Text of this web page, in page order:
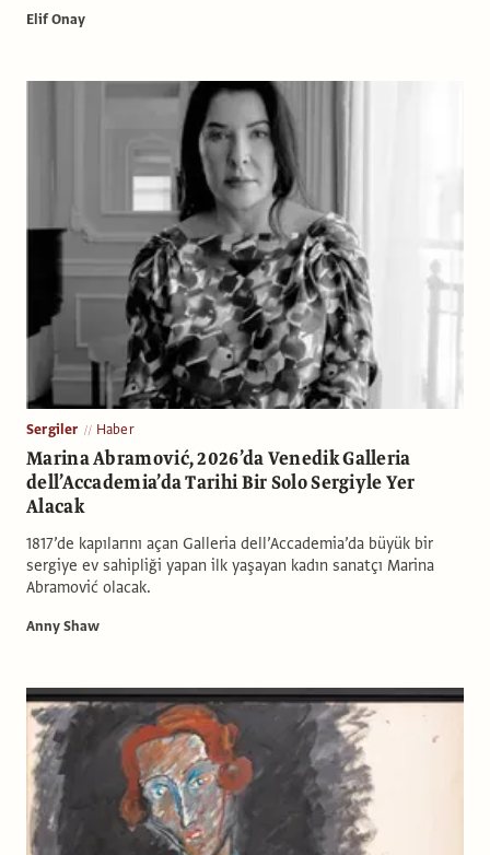
Elif Onay
Sergiler Haber
Marina Abramović, 2026’da Venedik Galleria
dell’Accademia’da Tarihi Bir Solo Sergiyle Yer
Alacak
1817’de kapılarını açan Galleria dell’Accademia’da büyük bir
sergiye ev sahipliği yapan ilk yaşayan kadın sanatçı Marina
Abramović olacak.
Anny Shaw